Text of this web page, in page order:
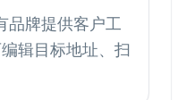
品牌提供客户工
辑目标地址、扫